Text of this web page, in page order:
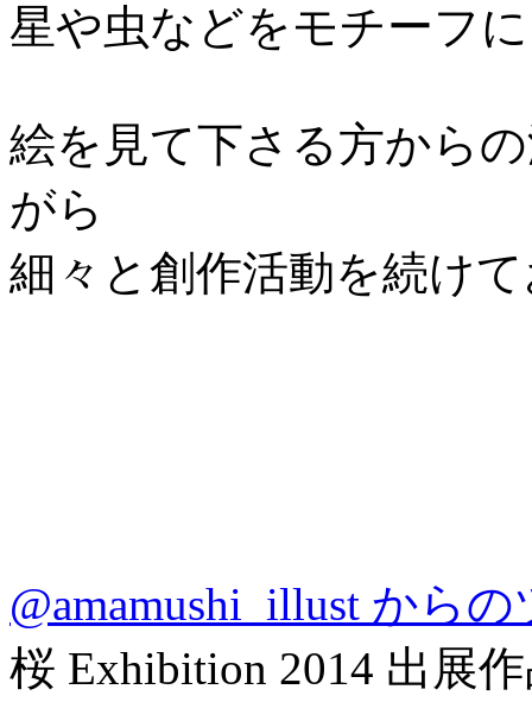
星や虫などをモチーフ
絵を見て下さる方から
がら
細々と創作活動を続け
@amamushi_illust から
桜 Exhibition 2014 出展